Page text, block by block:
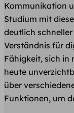
Kommunikation
Studium mit
deutlich
Verständnis für
Fähigkeit, sich in
heute
über
Funktionen, um